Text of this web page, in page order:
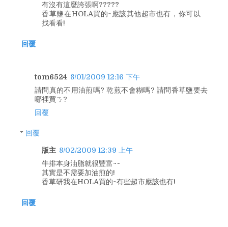
有沒有這麼誇張啊?????
香草鹽在HOLA買的~應該其他超市也有，你可以
找看看!
回覆
tom6524 8/01/2009 12:16 下午
請問真的不用油煎嗎? 乾煎不會糊嗎? 請問香草鹽要去
哪裡買ㄋ?
回覆
回覆
版主 8/02/2009 12:39 上午
牛排本身油脂就很豐富~~
其實是不需要加油煎的!
香草研我在HOLA買的~有些超市應該也有!
回覆